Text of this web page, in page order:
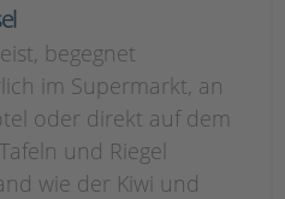
begegnet
im Supermarkt, an
oder direkt auf dem
und Riegel
wie der Kiwi und